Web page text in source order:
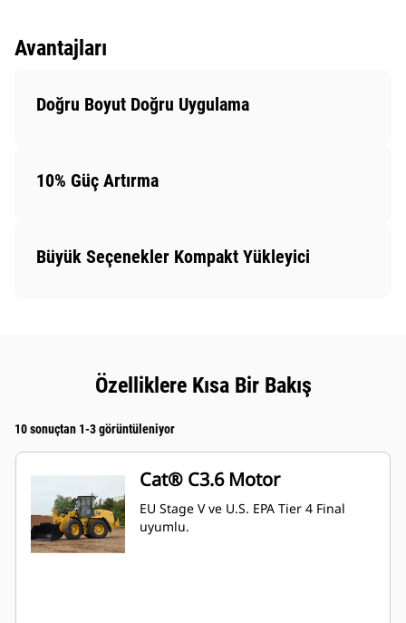
Avantajları
Doğru Boyut Doğru Uygulama
10% Güç Artırma
Büyük Seçenekler Kompakt Yükleyici
Özelliklere Kısa Bir Bakış
10 sonuçtan 1-3 görüntüleniyor
Cat® C3.6 Motor
EU Stage V ve U.S. EPA Tier 4 Final
uyumlu.